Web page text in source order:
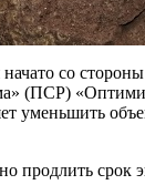
со
(ПСР)
уменьшить
продлить срок